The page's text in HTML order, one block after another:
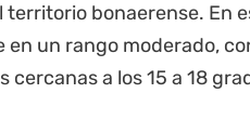
territorio bonaerense. En
un rango moderado,
a los 15 a 18